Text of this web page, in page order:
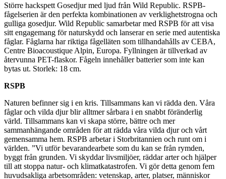
Större hackspett Gosedjur med ljud från Wild Republic. RSPB-
fågelserien är den perfekta kombinationen av verklighetstrogna och
gulliga gosedjur. Wild Republic samarbetar med RSPB för att visa
sitt engagemang för naturskydd och lanserar en serie med autentiska
fåglar. Fåglarna har riktiga fågelläten som tillhandahålls av CEBA,
Centre Bioacoustique Alpin, Europa. Fyllningen är tillverkad av
återvunna PET-flaskor. Fågeln innehåller batterier som inte kan
bytas ut. Storlek: 18 cm.
RSPB
Naturen befinner sig i en kris. Tillsammans kan vi rädda den. Våra
fåglar och vilda djur blir alltmer sårbara i en snabbt föränderlig
värld. Tillsammans kan vi skapa större, bättre och mer
sammanhängande områden för att rädda våra vilda djur och vårt
gemensamma hem. RSPB arbetar i Storbritannien och runt om i
världen. ”Vi utför bevarandearbete som du kan se från rymden,
byggt från grunden. Vi skyddar livsmiljöer, räddar arter och hjälper
till att stoppa natur- och klimatkatastrofen. Vi gör detta genom fem
huvudsakliga arbetsområden: vetenskap, arter, platser, människor